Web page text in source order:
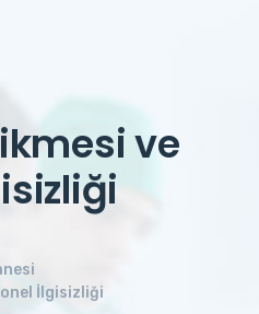
ve
İlgisizliği